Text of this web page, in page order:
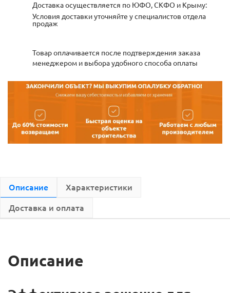
Доставка осуществляется по ЮФО, СКФО и Крыму:
Условия доставки уточняйте у специалистов отдела
продаж
Товар оплачивается после подтверждения заказа
менеджером и выбора удобного способа оплаты
Описание Характеристики
Доставка и оплата
Описание